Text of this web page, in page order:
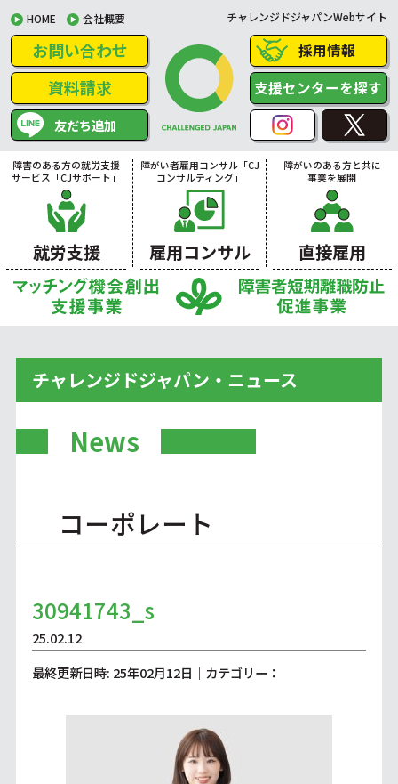
HOME 会社概要 チャレンジドジャパンWebサイト
お問い合わせ
資料請求
友だち追加
採用情報
支援センターを探す
障害のある方の就労支援
サービス「CJサポート」
就労支援
障がい者雇用コンサル「CJ
コンサルティング」
雇用コンサル
障がいのある方と共に
事業を展開
直接雇用
チャレンジドジャパン・ニュース
News
コーポレート
30941743_s
25.02.12
最終更新日時: 25年02月12日｜カテゴリー：